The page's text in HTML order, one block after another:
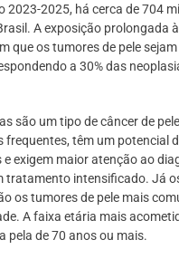
2023-2025, há cerca de 704
A exposição prolongada
que os tumores de pele
a 30% das
são um tipo de câncer de
frequentes, têm um potencial
e exigem maior atenção ao
tratamento intensificado. Já
os tumores de pele mais
A faixa etária mais
pela de 70 anos ou mais.